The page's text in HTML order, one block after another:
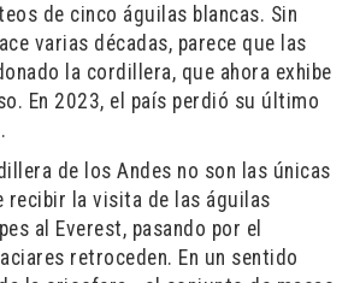
de cinco águilas blancas. Sin
varias décadas, parece que las
la cordillera, que ahora exhibe
En 2023, el país perdió su último
de los Andes no son las únicas
recibir la visita de las águilas
al Everest, pasando por el
retroceden. En un sentido